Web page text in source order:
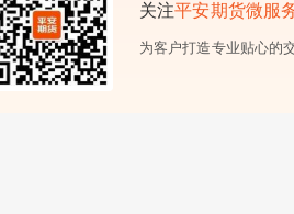
关注平安期货微服
为客户打造专业贴心的